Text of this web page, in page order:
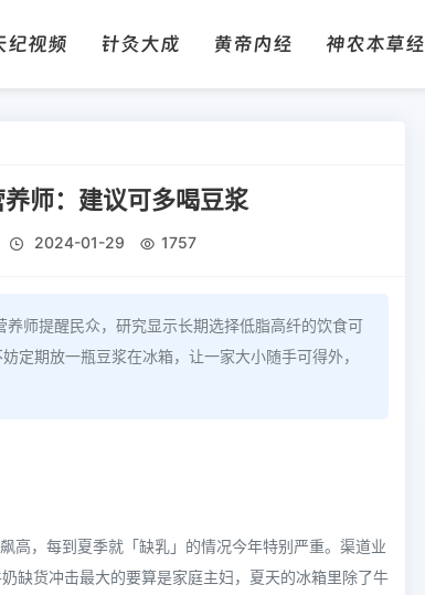
纪视频 针灸大成 黄帝内经 神农本草经
师：建议可多喝豆浆
2024-01-29 1757
师提醒民众，研究显示长期选择低脂高纤的饮食可
定期放一瓶豆浆在冰箱，让一家大小随手可得外，
高，每到夏季就「缺乳」的情况今年特别严重。渠道业
缺货冲击最大的要算是家庭主妇，夏天的冰箱里除了牛